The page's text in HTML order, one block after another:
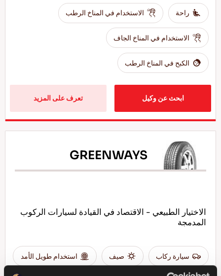
راحة الاستخدام في المناخ الرطب
الاستخدام في المناخ الجاف
الكبح في المناخ الرطب
ابحث عن وكيل تعرف على المزيد
GREENWAYS
الاختيار الطبيعي - الاقتصاد في القيادة لسيارات الركوب
المدمجة
سيارة ركاب صيف استخدام طويل الأمد